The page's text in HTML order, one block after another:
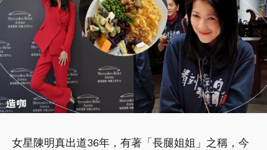
女星陳明真出道36年，有著「長腿姐姐」之稱，今